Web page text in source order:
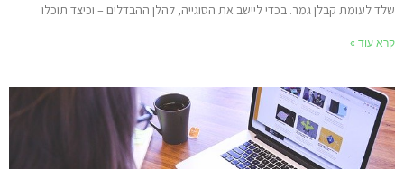
לעומת קבלן גמר. בכדי ליישב את הסוגייה, להלן ההבדלים – וכיצד תוכלו
עוד »